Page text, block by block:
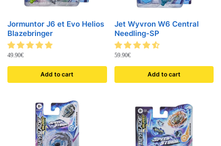
Jormuntor J6 et Evo Helios
Blazebringer
49.90€
Add to cart
Jet Wyvron W6 Central
Needling-SP
59.90€
Add to cart